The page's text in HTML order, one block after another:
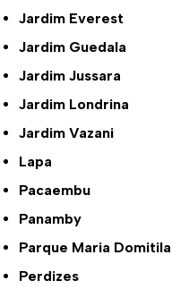
Jardim Everest
Jardim Guedala
Jardim Jussara
Jardim Londrina
Jardim Vazani
Lapa
Pacaembu
Panamby
Parque Maria Domitila
Perdizes